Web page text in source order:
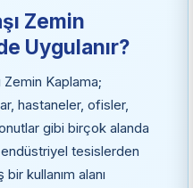
Zemin
Uygulanır?
Kaplama;
hastaneler, ofisler,
gibi birçok alanda
tesislerden
kullanım alanı